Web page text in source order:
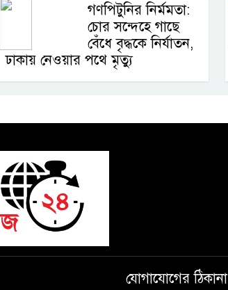
গণপিটুনির নির্মমতা:
চোর সন্দেহে গাছে
বেঁধে বৃদ্ধকে নির্যাতন,
ঢাকায় নেওয়ার পথে মৃত্যু
যোগাযোগের ঠিকানা